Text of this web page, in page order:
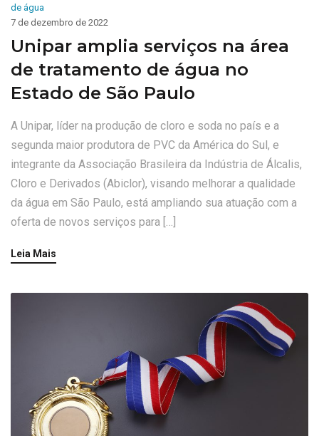
de água
7 de dezembro de 2022
Unipar amplia serviços na área
de tratamento de água no
Estado de São Paulo
A Unipar, líder na produção de cloro e soda no país e a
segunda maior produtora de PVC da América do Sul, e
integrante da Associação Brasileira da Indústria de Álcalis,
Cloro e Derivados (Abiclor), visando melhorar a qualidade
da água em São Paulo, está ampliando sua atuação com a
oferta de novos serviços para […]
Leia Mais